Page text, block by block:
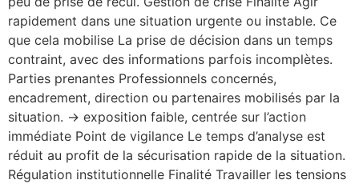
rapidement dans une situation urgente ou instable. Ce
que cela mobilise La prise de décision dans un temps
contraint, avec des informations parfois incomplètes.
Parties prenantes Professionnels concernés,
encadrement, direction ou partenaires mobilisés par la
situation. → exposition faible, centrée sur l’action
immédiate Point de vigilance Le temps d’analyse est
réduit au profit de la sécurisation rapide de la situation.
Régulation institutionnelle Finalité Travailler les tensions